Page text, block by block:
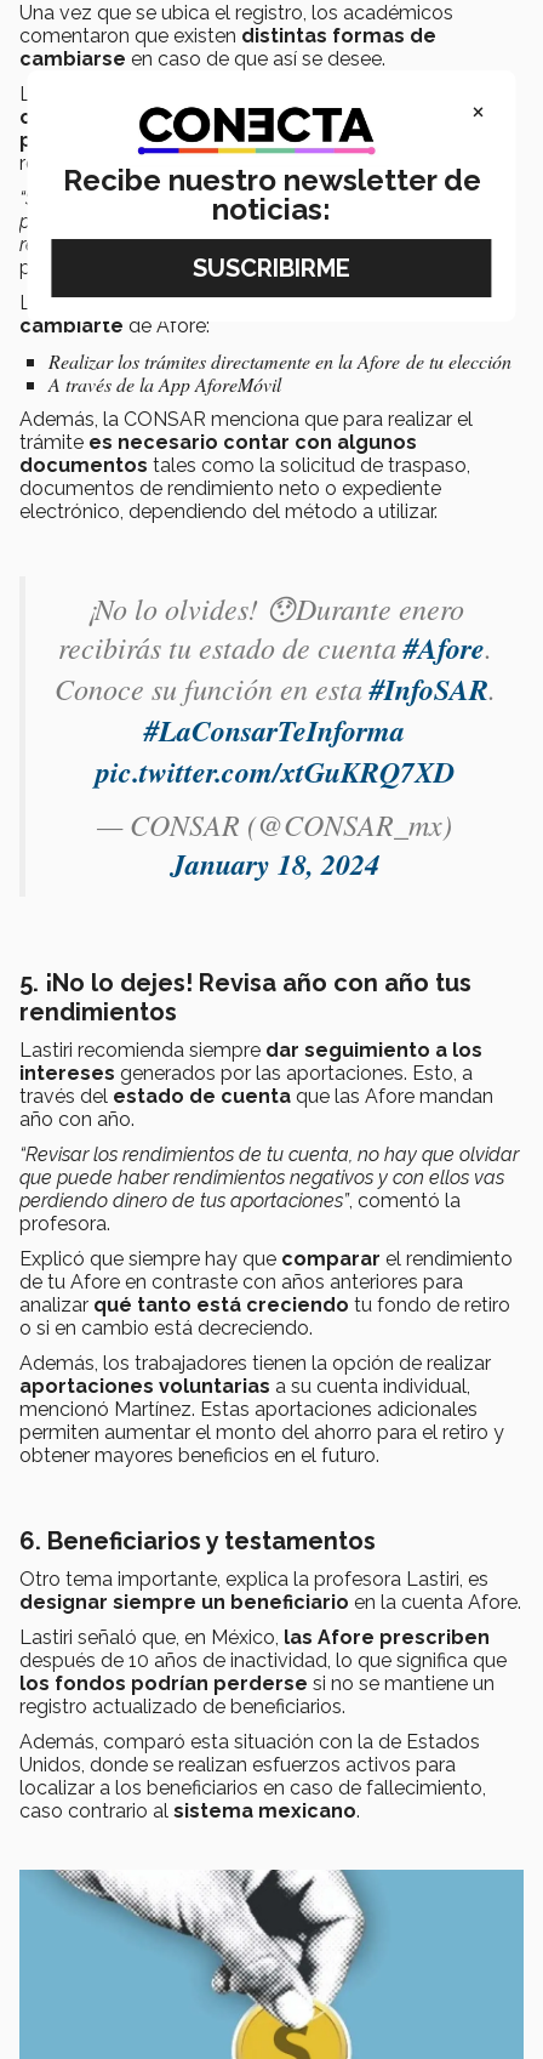
Una vez que se ubica el registro, los académicos
comentaron que existen distintas formas de
cambiarse en caso de que así se desee.
Lastiri aconsejó a las personas a realizar un
cuidadoso
antes de cambiarsu Afore, ya que esto
puede tener costosasociados y afectar los
rendimientos a largo plazo.
“Se puede cambiar de Afore en la app una vez al año,
pero si quieres generar mayores ingresos con el Afore mi
recomendación es no hacerlo seguido”,desarrolló la
profesora.
La CONSARexplicaque existen2 formas de
cambiarte de Afore:
Realizar los trámites directamente en la Afore de tu elección
A través de la App AforeMóvil
Además, la CONSAR menciona que para realizar el
trámite es necesario contar con algunos
documentos tales como la solicitud de traspaso,
documentos de rendimiento neto o expediente
electrónico, dependiendo del método a utilizar.
¡No lo olvides! 😯Durante enero
recibirás tu estado de cuenta#Afore.
Conoce su función en esta#InfoSAR.
#LaConsarTeInforma
pic.twitter.com/xtGuKRQ7XD
— CONSAR (@CONSAR_mx)
January 18, 2024
5. ¡No lo dejes! Revisa año con año tus
rendimientos
Lastiri recomienda siempre dar seguimiento a los
intereses generados por las aportaciones. Esto, a
través del estado de cuenta que las Afore mandan
año con año.
“Revisar los rendimientos de tu cuenta, no hay que olvidar
que puede haber rendimientos negativos y con ellos vas
perdiendo dinero de tus aportaciones”, comentó la
profesora.
Explicó que siempre hay que comparar el rendimiento
de tu Afore en contraste con años anteriores para
analizar qué tanto está creciendo tu fondo de retiro
o si en cambio está decreciendo.
Además, los trabajadores tienen la opción de realizar
aportaciones voluntarias a su cuenta individual,
mencionó Martínez. Estas aportaciones adicionales
permiten aumentar el monto del ahorro para el retiro y
obtener mayores beneficios en el futuro.
6. Beneficiarios y testamentos
Otro tema importante, explica la profesora Lastiri, es
designar siempre un beneficiario en la cuenta Afore.
Lastiri señaló que, en México, las Afore prescriben
después de 10 años de inactividad, lo que significa que
los fondos podrían perderse si no se mantiene un
registro actualizado de beneficiarios.
Además, comparó esta situación con la de Estados
Unidos, donde se realizan esfuerzos activos para
localizar a los beneficiarios en caso de fallecimiento,
caso contrario al sistema mexicano.
×
Recibe nuestro newsletter de
noticias: